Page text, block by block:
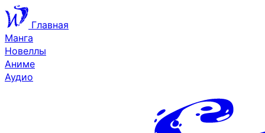
Главная
Манга
Новеллы
Аниме
Аудио